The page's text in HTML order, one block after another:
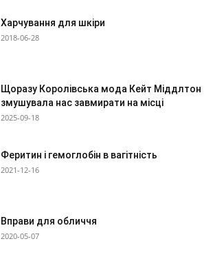
Харчування для шкіри
2018-06-28
Щоразу Королівська мода Кейт Міддлтон
змушувала нас завмирати на місці
2025-09-18
Феритин і гемоглобін в вагітність
2021-12-16
Вправи для обличчя
2020-05-07